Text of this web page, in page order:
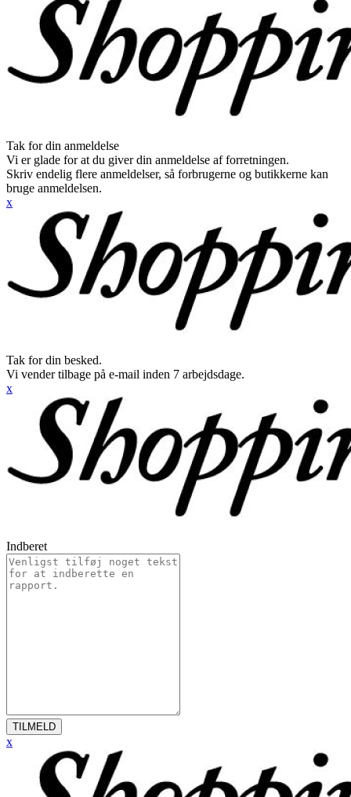
Tak for din anmeldelse
Vi er glade for at du giver din anmeldelse af forretningen.
Skriv endelig flere anmeldelser, så forbrugerne og butikkerne kan
bruge anmeldelsen.
x
Tak for din besked.
Vi vender tilbage på e-mail inden 7 arbejdsdage.
x
Indberet
TILMELD
x